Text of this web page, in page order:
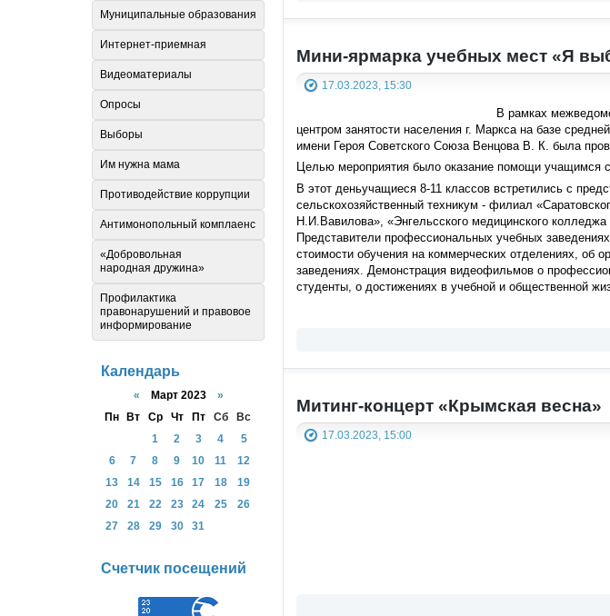
Мини-ярмарка учебных мест «Я
17.03.2023, 15:30
В рамках
центром занятости населения г. Маркса на базе
имени Героя Советского Союза Венцова В. К. была
Целью мероприятия было оказание помощи учащимся
В этот деньучащиеся 8-11 классов встретились с
сельскохозяйственный техникум - филиал
Н.И.Вавилова», «Энгельсского медицинского
Представители профессиональных учебных
стоимости обучения на коммерческих отделениях, об
заведениях. Демонстрация видеофильмов о
студенты, о достижениях в учебной и общественной
Митинг-концерт «Крымская весна»
17.03.2023, 15:00
Муниципальные образования
Интернет-приемная
Видеоматериалы
Опросы
Выборы
Им нужна мама
Противодействие коррупции
Антимонопольный комплаенс
«Добровольная
народная дружина»
Профилактика
правонарушений и правовое
информирование
Календарь
« Март 2023 »
Пн
Вт Ср Чт Пт Сб
Вс
1
2 3 4
5
6
7 8 9 10 11
12
13
14 15 16 17 18
19
20
21 22 23 24 25
26
27
28 29 30 31
Счетчик посещений